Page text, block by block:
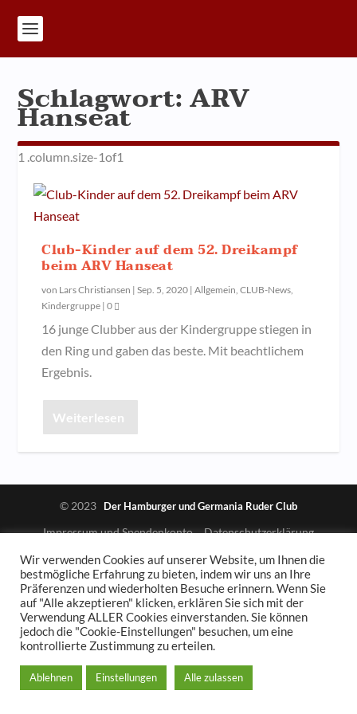
Schlagwort:ARV
Hanseat
Club-Kinder auf dem 52. Dreikampf
beim ARV Hanseat
von Lars Christiansen |Sep. 5, 2020 |Allgemein,CLUB-News,
Kindergruppe |0
16 junge Clubber aus der Kindergruppe stiegen in
den Ring und gaben das beste. Mit beachtlichem
Ergebnis.
Weiterlesen
© 2023 Der Hamburger und Germania Ruder Club
Impressum und Spendenkonto Datenschutzerklärung
Wir verwenden Cookies auf unserer Website, um Ihnen die
bestmögliche Erfahrung zu bieten, indem wir uns an Ihre
Präferenzen und wiederholten Besuche erinnern. Wenn Sie
auf "Alle akzeptieren" klicken, erklären Sie sich mit der
Verwendung ALLER Cookies einverstanden. Sie können
jedoch die "Cookie-Einstellungen" besuchen, um eine
kontrollierte Zustimmung zu erteilen.
Ablehnen Einstellungen Alle zulassen